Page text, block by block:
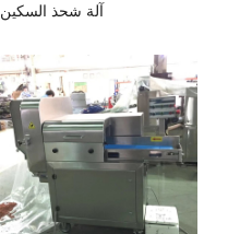
آلة شحذ السكين